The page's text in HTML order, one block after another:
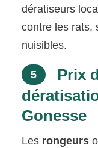
dératiseurs
contre les rats,
nuisibles.
5
Prix
Gonesse
Les rongeurs